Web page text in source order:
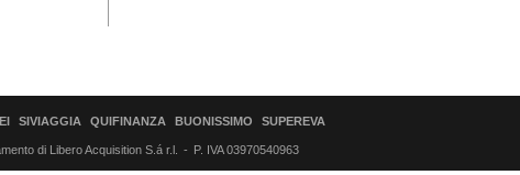
SIVIAGGIA QUIFINANZA BUONISSIMO SUPEREVA
di Libero Acquisition S.á r.l. P. IVA 03970540963